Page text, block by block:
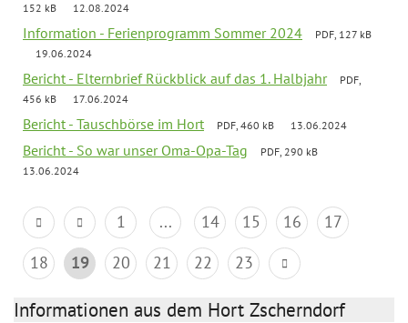
152 kB
12.08.2024
Information - Ferienprogramm Sommer 2024
PDF, 127 kB
19.06.2024
Bericht - Elternbrief Rückblick auf das 1. Halbjahr
PDF,
456 kB
17.06.2024
Bericht - Tauschbörse im Hort PDF, 460 kB 13.06.2024
Bericht - So war unser Oma-Opa-Tag
PDF, 290 kB
13.06.2024
1 ... 14 15 16
17
18
19 20 21 22 23
Informationen aus dem Hort Zscherndorf